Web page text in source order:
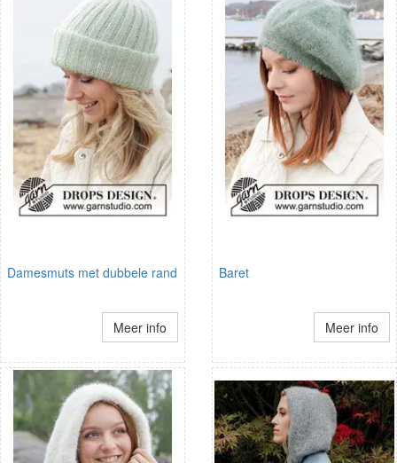
Damesmuts met dubbele rand
Meer info
Baret
Meer info